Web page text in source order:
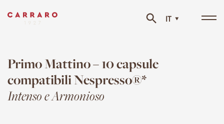
IT
Primo Mattino – 10 capsule
compatibili Nespresso®*
Intenso e Armonioso